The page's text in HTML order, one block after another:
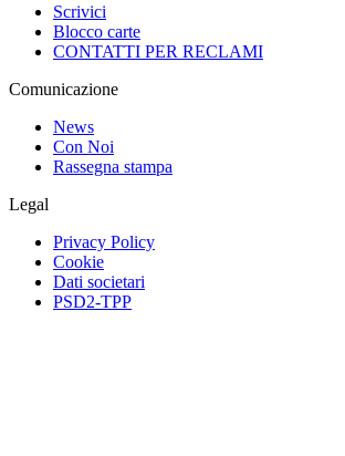
Scrivici
Blocco carte
CONTATTI PER RECLAMI
Comunicazione
News
Con Noi
Rassegna stampa
Legal
Privacy Policy
Cookie
Dati societari
PSD2-TPP